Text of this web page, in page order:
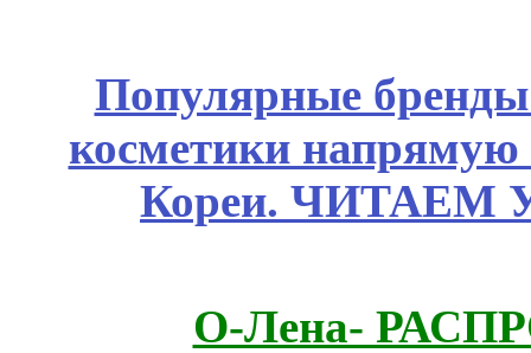
Популярные
косметики
Кореи. ЧИТАЕМ
О-Лена-